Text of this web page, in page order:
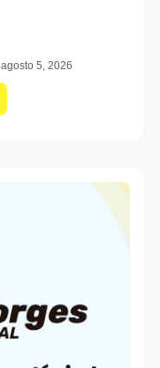
agosto 5, 2026